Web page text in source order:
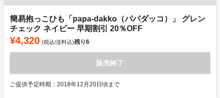
簡易抱っこひも「papa-dakko（パパダッコ）」 グレン
チェック ネイビー 早期割引 20％OFF
¥4,320 (税込/送料込)残り6
販売終了
ご提供予定時期：2018年12月20日頃まで